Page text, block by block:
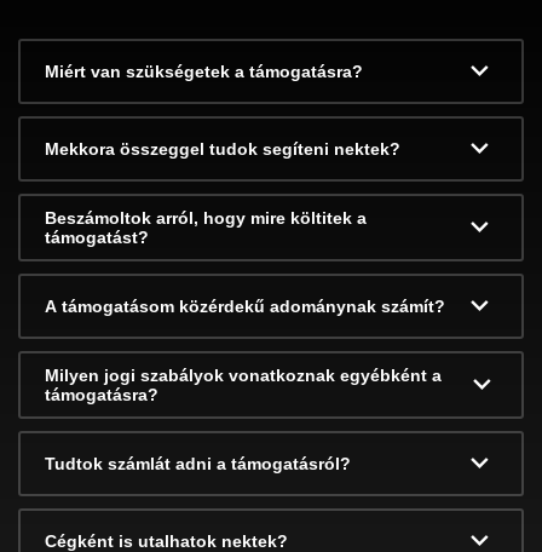
Miért van szükségetek a támogatásra?
Mekkora összeggel tudok segíteni nektek?
Beszámoltok arról, hogy mire költitek a
támogatást?
A támogatásom közérdekű adománynak számít?
Milyen jogi szabályok vonatkoznak egyébként a
támogatásra?
Tudtok számlát adni a támogatásról?
Cégként is utalhatok nektek?